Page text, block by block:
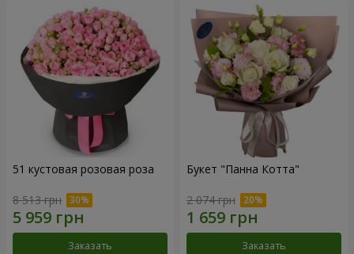
51 кустовая розовая роза
8 513 грн
Заказать
Букет "Панна Котта"
2 074 грн
Заказать